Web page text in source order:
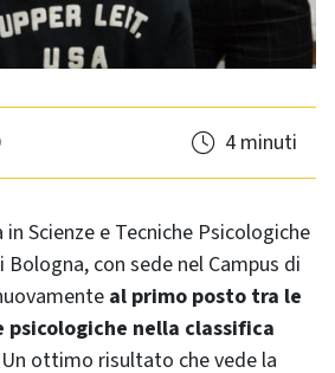
4 minuti
Bologna, con sede nel Campus di
al primo posto tra le
nella classifica
ottimo risultato che vede la